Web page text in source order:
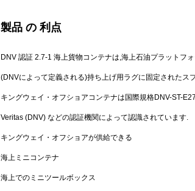
製品 の 利点
DNV 認証 2.7-1 海上貨物コンテナは,海上石油プラットフ
(DNVによって定義される)持ち上げ用ラグに固定されたス
キングウェイ・オフショアコンテナは国際規格DNV-ST-
Veritas (DNV) などの認証機関によって認識されています.
キングウェイ・オフショアが供給できる
海上ミニコンテナ
海上でのミニツールボックス